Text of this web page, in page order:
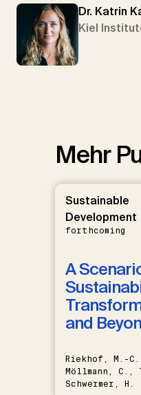
Dr. Katrin
Kiel
Mehr
Sustainable
Development
forthcoming
A
and
Riekhof, M.-
Möllmann,
Schwermer, H.